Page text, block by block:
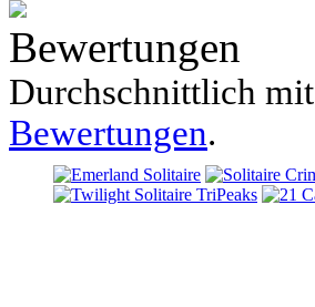
Bewertungen
Durchschnittlich mit
Bewertungen.